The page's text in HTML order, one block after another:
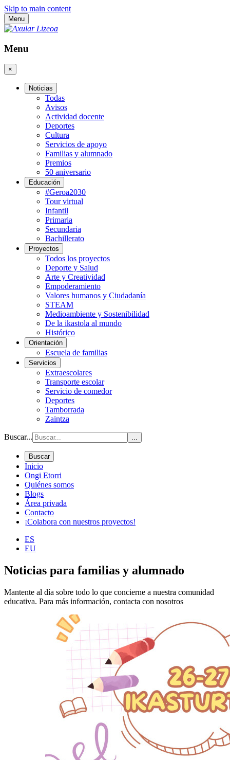
Skip to main content
Menu
Menu
×
Noticias
Todas
Avisos
Actividad docente
Deportes
Cultura
Servicios de apoyo
Familias y alumnado
Premios
50 aniversario
Educación
#Geroa2030
Tour virtual
Infantil
Primaria
Secundaria
Bachillerato
Proyectos
Todos los proyectos
Deporte y Salud
Arte y Creatividad
Empoderamiento
Valores humanos y Ciudadanía
STEAM
Medioambiente y Sostenibilidad
De la ikastola al mundo
Histórico
Orientación
Escuela de familias
Servicios
Extraescolares
Transporte escolar
Servicio de comedor
Deportes
Tamborrada
Zaintza
Buscar... ...
Buscar
Inicio
Ongi Etorri
Quiénes somos
Blogs
Área privada
Contacto
¡Colabora con nuestros proyectos!
ES
EU
Noticias para familias y alumnado
Mantente al día sobre todo lo que concierne a nuestra comunidad
educativa. Para más información, contacta con nosotros